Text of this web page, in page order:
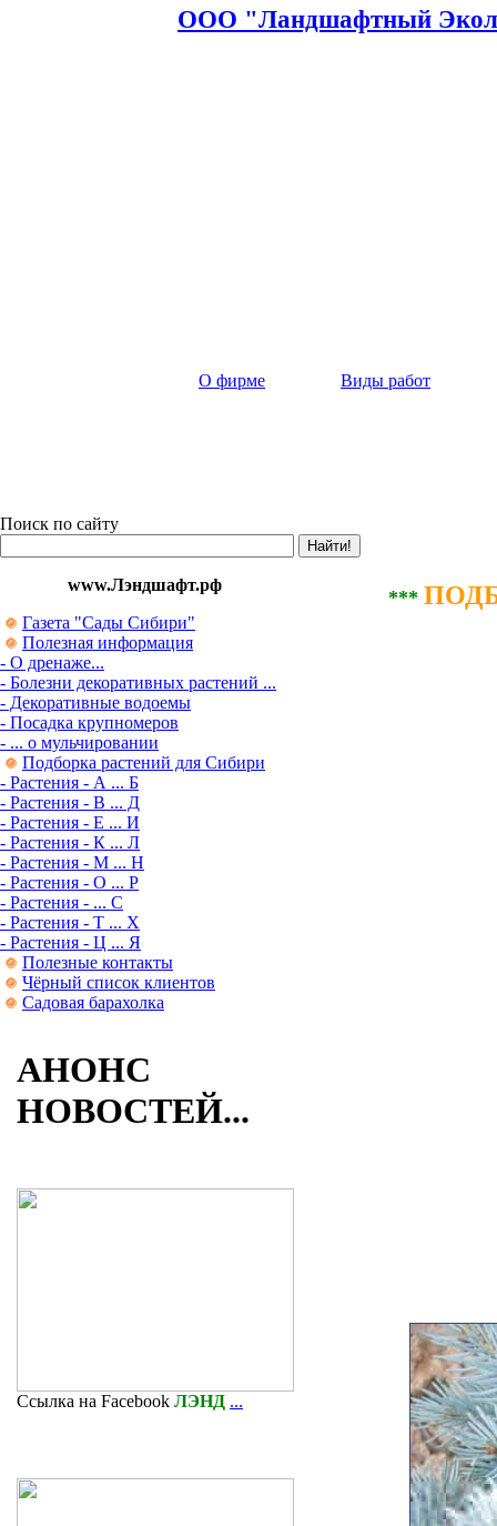
ООО "Ландшафтный
О фирме Виды работ
Поиск по сайту
www.Лэндшафт.рф
Газета "Сады Сибири"
Полезная информация
- О дренаже...
- Болезни декоративных растений ...
- Декоративные водоемы
- Посадка крупномеров
- ... о мульчировании
Подборка растений для Сибири
- Растения - А ... Б
- Растения - В ... Д
- Растения - Е ... И
- Растения - К ... Л
- Растения - М ... Н
- Растения - О ... Р
- Растения - ... С
- Растения - Т ... Х
- Растения - Ц ... Я
Полезные контакты
Чёрный список клиентов
Садовая барахолка
АНОНС
НОВОСТЕЙ...
Ссылка на Facebook ЛЭНД ...
***